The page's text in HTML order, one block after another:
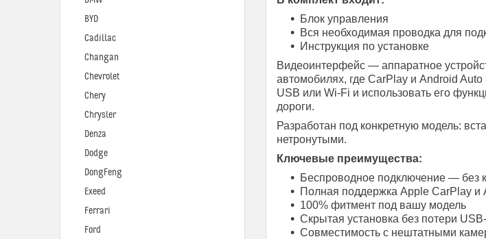
Блок управления
Вся необходимая проводка для
Инструкция по установке
Видеоинтерфейс — аппаратное
автомобилях, где CarPlay и Android
USB или Wi-Fi и использовать его
дороги.
Разработан под конкретную модель:
нетронутыми.
Ключевые преимущества:
Беспроводное подключение — без
Полная поддержка Apple CarPlay и
100% фитмент под вашу модель
Скрытая установка без потери
Совместимость с нештатными
BYD
Cadillac
Changan
Chevrolet
Chery
Chrysler
Denza
Dodge
DongFeng
Exeed
Ferrari
Ford